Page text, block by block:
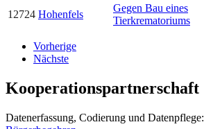
12724 Hohenfels
Gegen Bau eines
Tierkrematoriums
Vorherige
Nächste
Kooperationspartnerschaft
Datenerfassung, Codierung und Datenpflege: